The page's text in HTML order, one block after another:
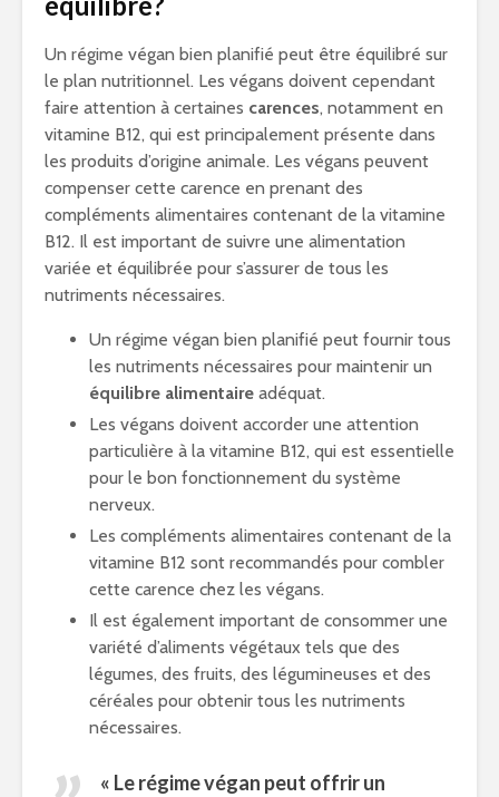
Un régime végan bien planifié peut être équilibré sur
le plan nutritionnel. Les végans doivent cependant
faire attention à certaines carences, notamment en
vitamine B12, qui est principalement présente dans
les produits d’origine animale. Les végans peuvent
compenser cette carence en prenant des
compléments alimentaires contenant de la vitamine
B12. Il est important de suivre une alimentation
variée et équilibrée pour s’assurer de tous les
nutriments nécessaires.
Un régime végan bien planifié peut fournir tous
les nutriments nécessaires pour maintenir un
équilibre alimentaire adéquat.
Les végans doivent accorder une attention
particulière à la vitamine B12, qui est essentielle
pour le bon fonctionnement du système
nerveux.
Les compléments alimentaires contenant de la
vitamine B12 sont recommandés pour combler
cette carence chez les végans.
Il est également important de consommer une
variété d’aliments végétaux tels que des
légumes, des fruits, des légumineuses et des
céréales pour obtenir tous les nutriments
nécessaires.
« Le régime végan peut offrir un